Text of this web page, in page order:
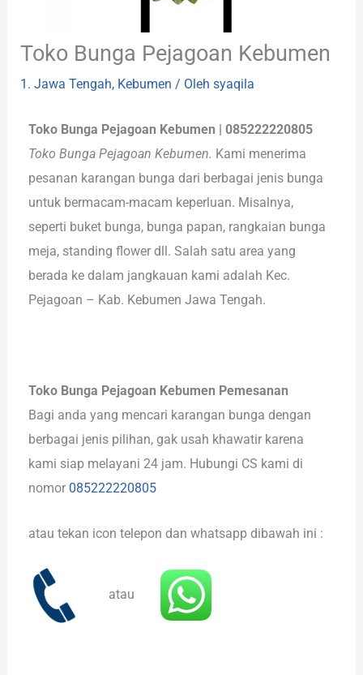
Toko Bunga Pejagoan Kebumen
1. Jawa Tengah, Kebumen / Olehsyaqila
Toko Bunga Pejagoan Kebumen | 085222220805
Toko Bunga Pejagoan Kebumen. Kami menerima
pesanan karangan bunga dari berbagai jenis bunga
untuk bermacam-macam keperluan. Misalnya,
seperti buket bunga, bunga papan, rangkaian bunga
meja, standing flower dll. Salah satu area yang
berada ke dalam jangkauan kami adalah Kec.
Pejagoan – Kab. Kebumen Jawa Tengah.
Toko Bunga Pejagoan Kebumen Pemesanan
Bagi anda yang mencari karangan bunga dengan
berbagai jenis pilihan, gak usah khawatir karena
kami siap melayani 24 jam. Hubungi CS kami di
nomor 085222220805
atau tekan icon telepon dan whatsapp dibawah ini :
atau